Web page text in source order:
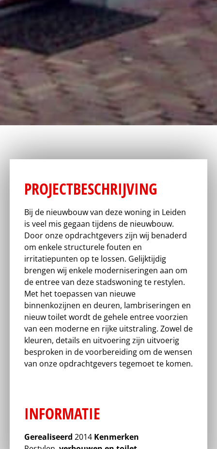
PROJECTBESCHRIJVING
Bij de nieuwbouw van deze woning in Leiden
is veel mis gegaan tijdens de nieuwbouw.
Door onze opdrachtgevers zijn wij benaderd
om enkele structurele fouten en
irritatiepunten op te lossen. Gelijktijdig
brengen wij enkele moderniseringen aan om
de entree van deze stadswoning te restylen.
Met het toepassen van nieuwe
binnenkozijnen en deuren, lambriseringen en
nieuw toilet wordt de gehele entree voorzien
van een moderne en rijke uitstraling. Zowel de
kleuren, details en uitvoering zijn uitvoerig
besproken in de voorbereiding om de wensen
van onze opdrachtgevers tegemoet te komen.
INFORMATIE
Gerealiseerd 2014 Kenmerken